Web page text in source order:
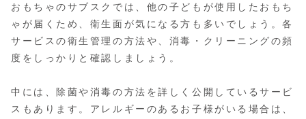
おもちゃのサブスクでは、他の子どもが使用したおもち
ゃが届くため、衛生面が気になる方も多いでしょう。各
サービスの衛生管理の方法や、消毒・クリーニングの頻
度をしっかりと確認しましょう。
中には、除菌や消毒の方法を詳しく公開しているサービ
スもあります。アレルギーのあるお子様がいる場合は、